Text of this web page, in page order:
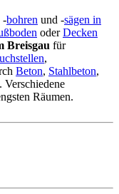
-bohren und -sägen in
oderDecken
Breisgau für
,
Beton, Stahlbeton,
Räumen.